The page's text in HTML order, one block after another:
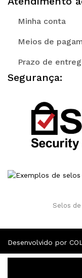
Minha conta
Meios de
Prazo de
Segurança:
Selos de
Desenvolvido por